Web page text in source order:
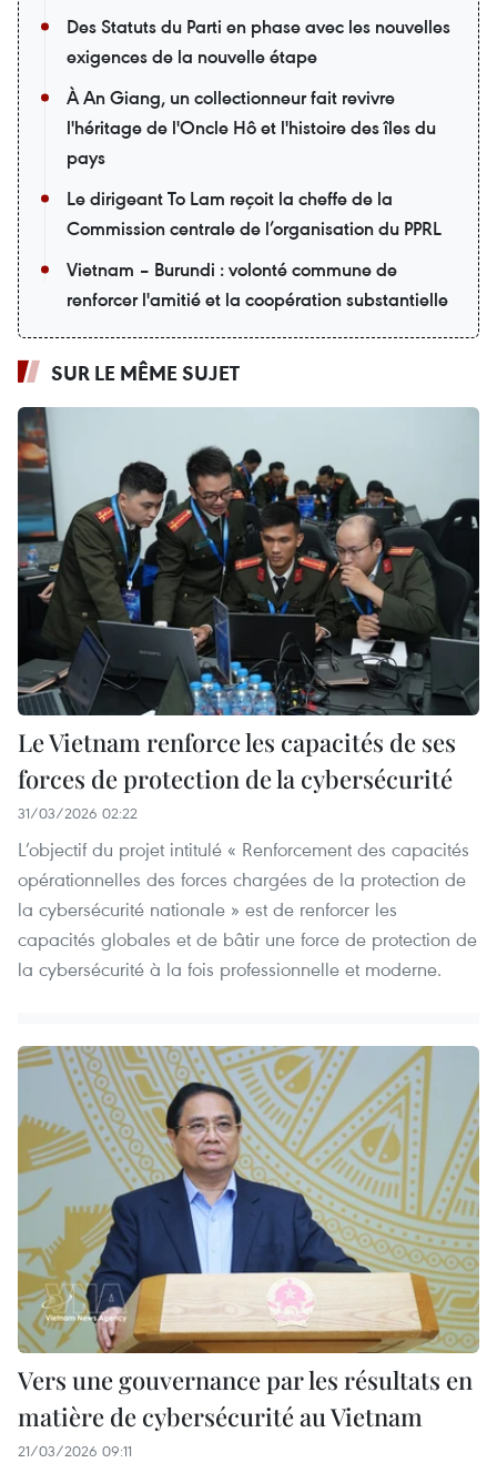
Des Statuts du Parti en phase avec les nouvelles
exigences de la nouvelle étape
À An Giang, un collectionneur fait revivre
l'héritage de l'Oncle Hô et l'histoire des îles du
pays
Le dirigeant To Lam reçoit la cheffe de la
Commission centrale de l’organisation du PPRL
Vietnam – Burundi : volonté commune de
renforcer l'amitié et la coopération substantielle
SUR LE MÊME SUJET
Le Vietnam renforce les capacités de ses
forces de protection de la cybersécurité
31/03/2026 02:22
L’objectif du projet intitulé « Renforcement des capacités
opérationnelles des forces chargées de la protection de
la cybersécurité nationale » est de renforcer les
capacités globales et de bâtir une force de protection de
la cybersécurité à la fois professionnelle et moderne.
Vers une gouvernance par les résultats en
matière de cybersécurité au Vietnam
21/03/2026 09:11